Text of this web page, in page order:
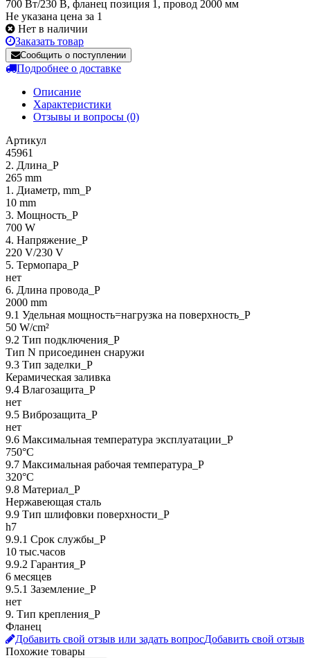
700 Вт/230 В, фланец позиция 1, провод 2000 мм
Не указана цена за 1
Нет в наличии
Заказать товар
Сообщить о поступлении
Подробнее о доставке
Описание
Характеристики
Отзывы и вопросы (0)
Артикул
45961
2. Длина_P
265 mm
1. Диаметр, mm_P
10 mm
3. Мощность_P
700 W
4. Напряжение_P
220 V/230 V
5. Термопара_P
нет
6. Длина провода_P
2000 mm
9.1 Удельная мощность=нагрузка на поверхность_P
50 W/cm²
9.2 Тип подключения_P
Тип N присоединен снаружи
9.3 Тип заделки_Р
Керамическая заливка
9.4 Влагозащита_Р
нет
9.5 Виброзащита_Р
нет
9.6 Максимальная температура эксплуатации_Р
750°C
9.7 Максимальная рабочая температура_Р
320°C
9.8 Материал_Р
Нержавеющая сталь
9.9 Тип шлифовки поверхности_Р
h7
9.9.1 Срок службы_Р
10 тыс.часов
9.9.2 Гарантия_Р
6 месяцев
9.5.1 Заземление_P
нет
9. Тип крепления_Р
Фланец
Добавить свой отзыв или задать вопросДобавить свой отзыв
Похожие товары